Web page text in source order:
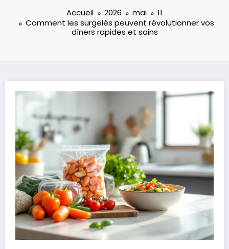
Accueil 2026 mai
11
Comment les surgelés peuvent révolutionner vos
dîners rapides et sains